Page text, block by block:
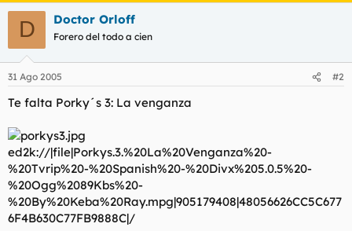
D Doctor Orloff
Forero del todo a cien
31 Ago 2005 #2
Te falta Porky´s 3: La venganza
ed2k://|file|Porkys.3.%20La%20Venganza%20-
%20Tvrip%20-%20Spanish%20-%20Divx%205.0.5%20-
%20Ogg%2089Kbs%20-
%20By%20Keba%20Ray.mpg|905179408|48056626CC5C677
6F4B630C77FB9888C|/